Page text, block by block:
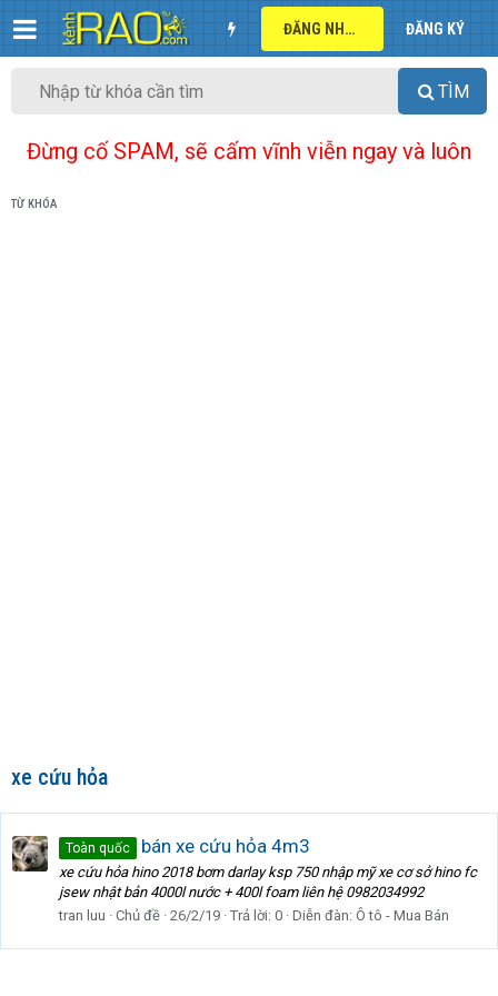
ĐĂNG NHẬP ĐĂNG KÝ
TÌM
Đừng cố SPAM, sẽ cấm vĩnh viễn ngay và luôn
TỪ KHÓA
xe cứu hỏa
Toàn quốc bán xe cứu hỏa 4m3
xe cứu hỏa hino 2018 bơm darlay ksp 750 nhập mỹ xe cơ sở hino fc
jsew nhật bản 4000l nước + 400l foam liên hệ 0982034992
tran luu
Chủ đề 26/2/19 Trả lời: 0 Diễn đàn: Ô tô - Mua Bán